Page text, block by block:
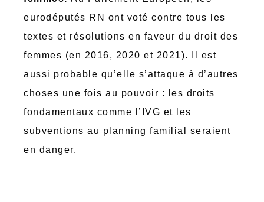
eurodéputés RN ont voté contre tous les
textes et résolutions en faveur du droit des
femmes (en 2016, 2020 et 2021). Il est
aussi probable qu’elle s’attaque à d’autres
choses une fois au pouvoir : les droits
fondamentaux comme l’IVG et les
subventions au planning familial seraient
en danger.